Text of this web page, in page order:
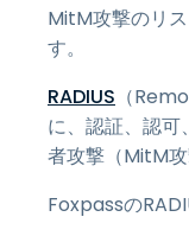
MitM攻撃のリス
す。
RADIUS （
に、認証、認
者攻撃（MitM攻
Foxpassの